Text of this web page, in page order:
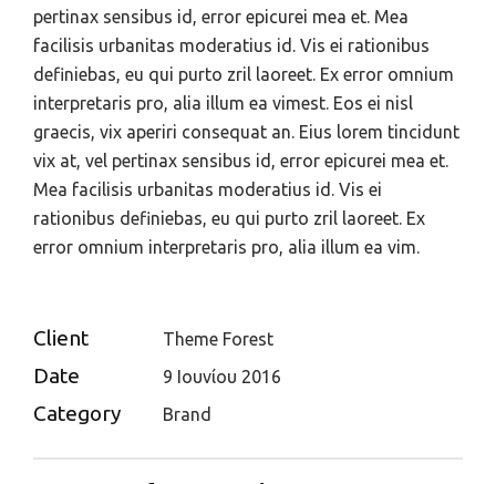
pertinax sensibus id, error epicurei mea et. Mea
facilisis urbanitas moderatius id. Vis ei rationibus
definiebas, eu qui purto zril laoreet. Ex error omnium
interpretaris pro, alia illum ea vimest. Eos ei nisl
graecis, vix aperiri consequat an. Eius lorem tincidunt
vix at, vel pertinax sensibus id, error epicurei mea et.
Mea facilisis urbanitas moderatius id. Vis ei
rationibus definiebas, eu qui purto zril laoreet. Ex
error omnium interpretaris pro, alia illum ea vim.
Client Theme Forest
Date 9 Ιουνίου 2016
Category Brand